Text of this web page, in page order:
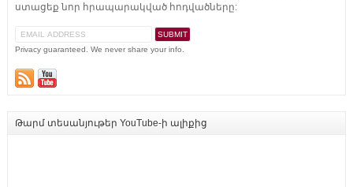
ստացեք նոր հրապարակված հոդվածները:
Privacy guaranteed. We never share your info.
Թարմ տեսանյութեր YouTube-ի ալիքից